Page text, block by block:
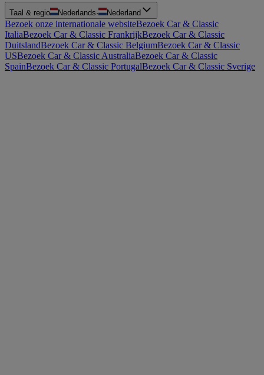
Taal & regio Nederlands· Nederland
Bezoek onze internationale websiteBezoek Car & Classic
ItaliaBezoek Car & Classic FrankrijkBezoek Car & Classic
DuitslandBezoek Car & Classic BelgiumBezoek Car & Classic
USBezoek Car & Classic AustraliaBezoek Car & Classic
SpainBezoek Car & Classic PortugalBezoek Car & Classic Sverige